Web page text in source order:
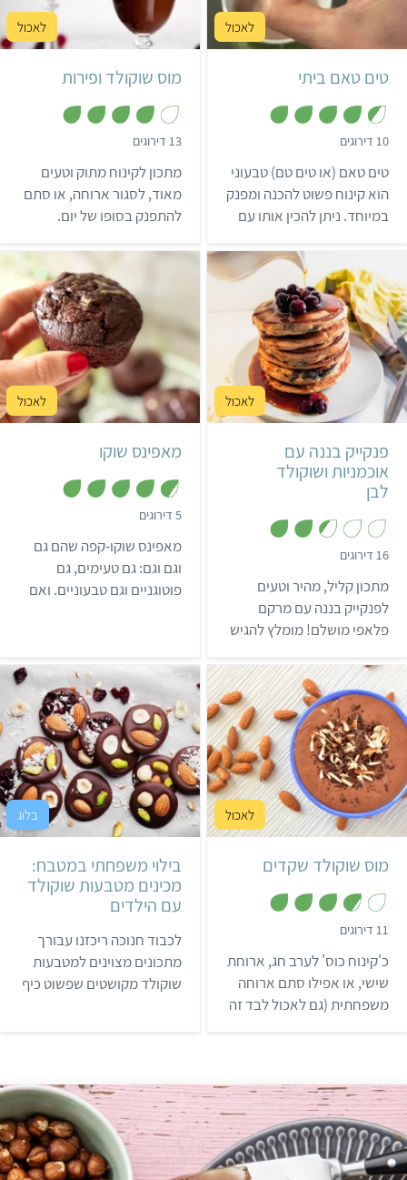
14 טים טאם אמריקאי
טים טאם ביתי
10 דירוגים
.
4
מ
ת
ו
טים טאם (או טים טם) טבעוני
הוא קינוח פשוט להכנה ומפנק
במיוחד. ניתן להכין אותו עם
להשתמש בעוגיות לוטוס
קנויות.
קל
מוס שוקולד ופירות
13 דירוגים
.
1
מ
ת
ו
מתכון לקינוח מתוק וטעים
מאוד, לסגור ארוחה, או סתם
להתפנק בסופו של יום.
קל 55 דקות
8 פנקייקים גדולים
פנקייק בננה עם
אוכמניות ושוקולד
לבן
16 דירוגים
.
5
מ
ת
ו
מתכון קליל, מהיר וטעים
לפנקייק בננה עם מרקם
פלאפי מושלם! מומלץ להגיש
צ'יפס לבן!
קל 40 דקות
8-10 מאפינס
מאפינס שוקו
5 דירוגים
.
6
מ
ת
ו
מאפינס שוקו-קפה שהם גם
וגם וגם: גם טעימים, גם
פוטוגניים וגם טבעוניים. ואם
קל
מוס שוקולד שקדים
11 דירוגים
7
מ
ת
ו
כ'קינוח כוס' לערב חג, ארוחת
שישי, או אפילו סתם ארוחה
משפחתית (גם לאכול לבד זה
בילוי משפחתי במטבח:
מכינים מטבעות שוקולד
עם הילדים
לכבוד חנוכה ריכזנו עבורך
מתכונים מצוינים למטבעות
שוקולד מקושטים שפשוט כיף